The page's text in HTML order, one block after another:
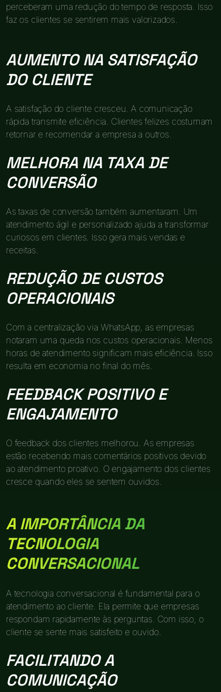
perceberam uma redução do tempo de resposta. Isso
faz os clientes se sentirem mais valorizados.
AUMENTO NA SATISFAÇÃO
DO CLIENTE
A satisfação do cliente cresceu. A comunicação
rápida transmite eficiência. Clientes felizes costumam
retornar e recomendar a empresa a outros.
MELHORA NA TAXA DE
CONVERSÃO
As taxas de conversão também aumentaram. Um
atendimento ágil e personalizado ajuda a transformar
curiosos em clientes. Isso gera mais vendas e
receitas.
REDUÇÃO DE CUSTOS
OPERACIONAIS
Com a centralização via WhatsApp, as empresas
notaram uma queda nos custos operacionais. Menos
horas de atendimento significam mais eficiência. Isso
resulta em economia no final do mês.
FEEDBACK POSITIVO E
ENGAJAMENTO
O feedback dos clientes melhorou. As empresas
estão recebendo mais comentários positivos devido
ao atendimento proativo. O engajamento dos clientes
cresce quando eles se sentem ouvidos.
A IMPORTÂNCIA DA
TECNOLOGIA
CONVERSACIONAL
A tecnologia conversacional é fundamental para o
atendimento ao cliente. Ela permite que empresas
respondam rapidamente às perguntas. Com isso, o
cliente se sente mais satisfeito e ouvido.
FACILITANDO A
COMUNICAÇÃO